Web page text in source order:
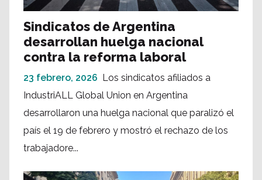
Sindicatos de Argentina
desarrollan huelga nacional
contra la reforma laboral
23 febrero, 2026 Los sindicatos afiliados a
IndustriALL Global Union en Argentina
desarrollaron una huelga nacional que paralizó el
país el 19 de febrero y mostró el rechazo de los
trabajadore...